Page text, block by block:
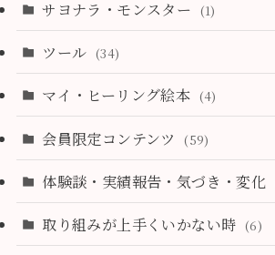
サヨナラ・モンスター (1)
ツール (34)
マイ・ヒーリング絵本 (4)
会員限定コンテンツ (59)
体験談・実績報告・気づき・変化
取り組みが上手くいかない時 (6)